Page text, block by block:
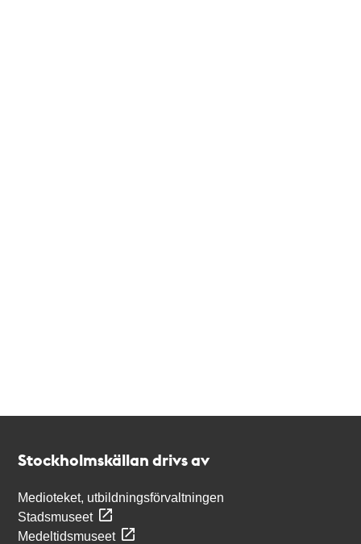
Stockholmskällan drivs av
Medioteket, utbildningsförvaltningen
Stadsmuseet
Medeltidsmuseet